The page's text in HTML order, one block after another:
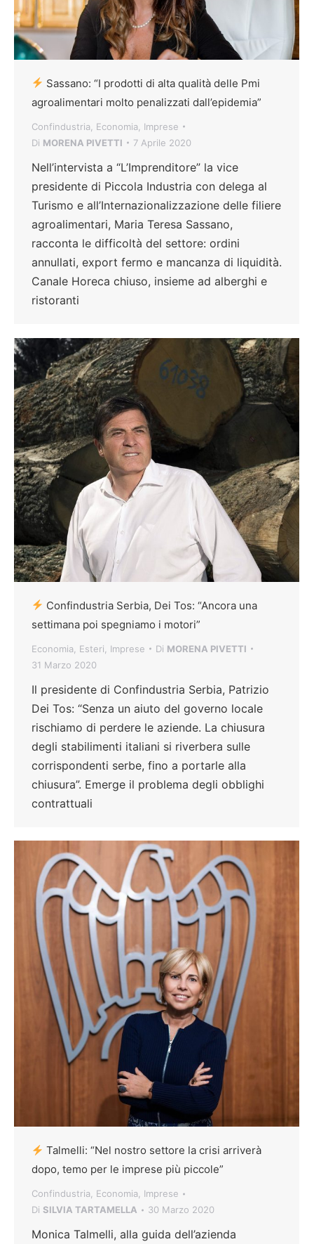
Sassano: “I prodotti di alta qualità delle Pmi
agroalimentari molto penalizzati dall’epidemia”
Confindustria Economia
Imprese
Di MORENA PIVETTI 7 Aprile 2020
Nell’intervista a “L’Imprenditore” la vice
presidente di Piccola Industria con delega al
Turismo e all’Internazionalizzazione delle filiere
agroalimentari, Maria Teresa Sassano,
racconta le difficoltà del settore: ordini
annullati, export fermo e mancanza di liquidità.
Canale Horeca chiuso, insieme ad alberghi e
ristoranti
Confindustria Serbia, Dei Tos: “Ancora una
settimana poi spegniamo i motori”
Economia Esteri Imprese Di MORENA PIVETTI
31 Marzo 2020
Il presidente di Confindustria Serbia, Patrizio
Dei Tos: “Senza un aiuto del governo locale
rischiamo di perdere le aziende. La chiusura
degli stabilimenti italiani si riverbera sulle
corrispondenti serbe, fino a portarle alla
chiusura”. Emerge il problema degli obblighi
contrattuali
Talmelli: “Nel nostro settore la crisi arriverà
dopo, temo per le imprese più piccole”
Confindustria Economia
Imprese
Di SILVIA TARTAMELLA 30 Marzo 2020
Monica Talmelli, alla guida dell’azienda